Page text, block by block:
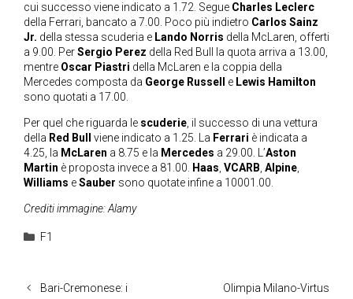
cui successo viene indicato a 1.72. Segue Charles Leclerc
della Ferrari, bancato a 7.00. Poco più indietro Carlos Sainz
Jr. della stessa scuderia e Lando Norris della McLaren, offerti
a 9.00. PerSergio Perez della Red Bull la quota arriva a 13.00,
mentre Oscar Piastri della McLaren e la coppia della
Mercedes composta da George Russell e Lewis Hamilton
sono quotati a 17.00.
Per quel che riguarda le scuderie, il successo di una vettura
della Red Bull viene indicato a 1.25. La Ferrari è indicata a
4.25, la McLaren a 8.75 e la Mercedes a 29.00. L’Aston
Martin è proposta invece a 81.00. Haas, VCARB, Alpine,
Williams eSauber sono quotate infine a 10001.00.
Crediti immagine: Alamy
Categorie
F1
Bari-Cremonese: i Olimpia Milano-Virtus